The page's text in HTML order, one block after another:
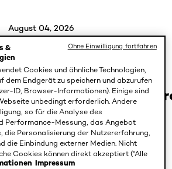
August 04, 2026
Glass-Skin-
glatter, praller und
die sich einen Glass-Skin-Effekt
oft eine Hautpflegeroutine, die
Ausstrahlung und ein glatter
ausgerichtet ist. Um diesen Ansatz
&
Cookies und ähnliche Technologien,
dem Endgerät zu speichern und abzurufen
ID, Browser-Informationen). Einige sind
unbedingt erforderlich. Andere
so für die Analyse des
Performance-Messung, das Angebot
die Personalisierung der Nutzererfahrung,
die Einbindung externer Medien. Nicht
Cookies können direkt akzeptiert ("Alle
("Ohne Einwilligung fortfahren")
Impressum
Ohne Einwilligung fortfahren